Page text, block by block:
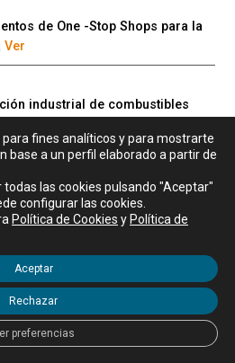
de One -Stop Shops para la
Ver
industrial de combustibles
procesos y normativaVer
MenorVer
(I): Persona, Religión, Cultura y
en Ingeniería Naval de
fines analíticos y para mostrarte
base a un perfil elaborado a partir de
las cookies pulsando "Aceptar"
configurar las cookies.
Política de Cookies y Política de
Aceptar
Rechazar
preferencias